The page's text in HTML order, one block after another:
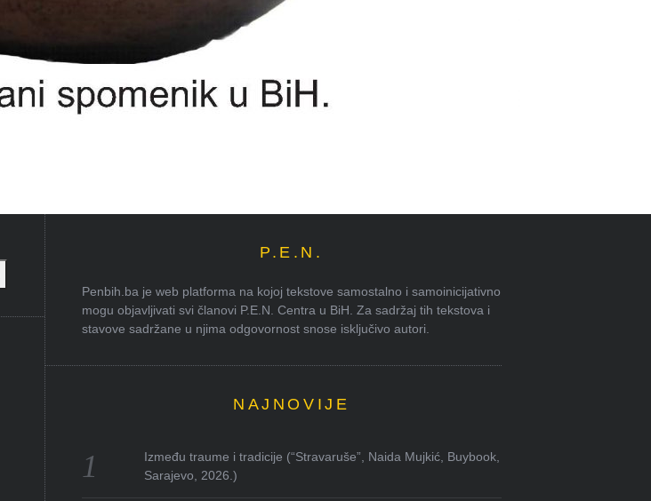
P.E.N.
Penbih.ba je web platforma na kojoj tekstove samostalno i samoinicijativno
mogu objavljivati svi članovi P.E.N. Centra u BiH. Za sadržaj tih tekstova i
stavove sadržane u njima odgovornost snose isključivo autori.
NAJNOVIJE
Između traume i tradicije (“Stravaruše”, Naida Mujkić, Buybook,
Sarajevo, 2026.)